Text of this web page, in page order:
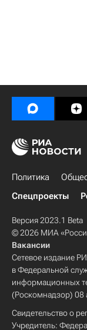
Политика
Спецпроекты
Версия 2023.1 Beta
© 2026 МИА
Вакансии
Сетевое издание
в Федеральной
информационных
(Роскомнадзор) 08
Свидетельство о
Учредитель: